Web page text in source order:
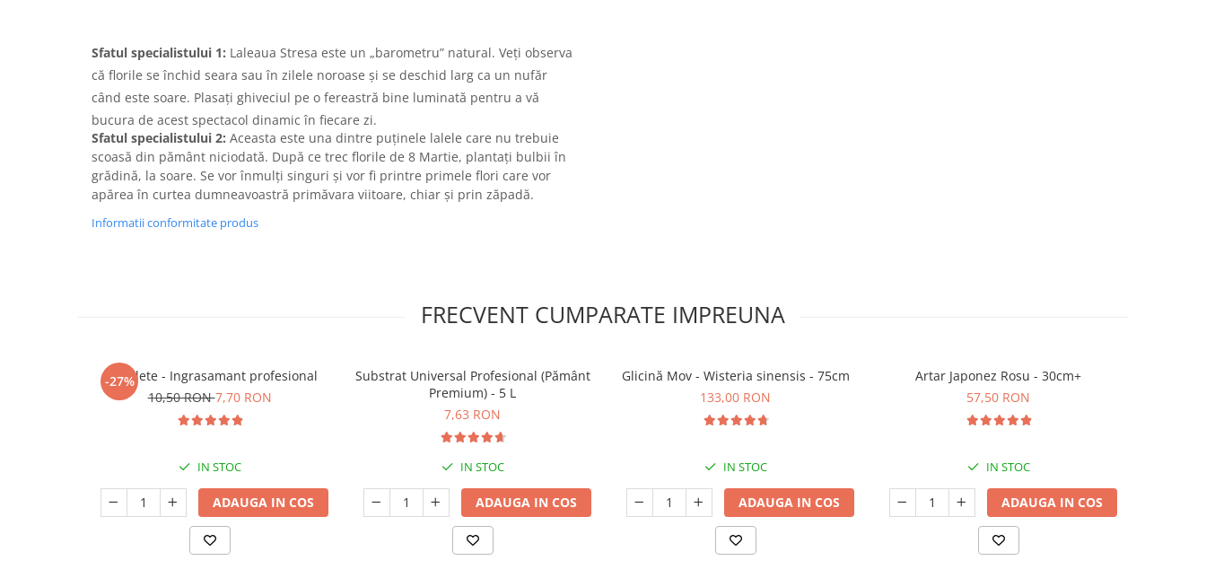
Sfatul specialistului 1: Laleaua Stresa este un „barometru” natural. Veți observa
că florile se închid seara sau în zilele noroase și se deschid larg ca un nufăr
când este soare. Plasați ghiveciul pe o fereastră bine luminată pentru a vă
bucura de acest spectacol dinamic în fiecare zi.
Sfatul specialistului 2: Aceasta este una dintre puținele lalele care nu trebuie
scoasă din pământ niciodată. După ce trec florile de 8 Martie, plantați bulbii în
grădină, la soare. Se vor înmulți singuri și vor fi printre primele flori care vor
apărea în curtea dumneavoastră primăvara viitoare, chiar și prin zăpadă.
Informatii conformitate produs
FRECVENT CUMPARATE IMPREUNA
-27%
5 Tablete - Ingrasamant profesional
10,50 RON7,70 RON
IN STOC
ADAUGA IN COS
Substrat Universal Profesional (Pământ
Premium) - 5 L
7,63 RON
IN STOC
ADAUGA IN COS
Glicină Mov - Wisteria sinensis - 75cm
133,00 RON
IN STOC
ADAUGA IN COS
Artar Japonez Rosu - 30cm+
57,50 RON
IN STOC
ADAUGA IN COS